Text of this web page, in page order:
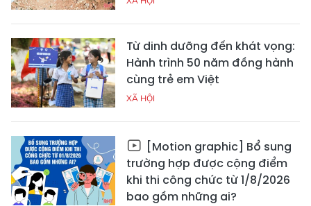
Từ dinh dưỡng đến khát vọng:
Hành trình 50 năm đồng hành
cùng trẻ em Việt
XÃ HỘI
[Motion graphic] Bổ sung
trường hợp được cộng điểm
khi thi công chức từ 1/8/2026
bao gồm những ai?